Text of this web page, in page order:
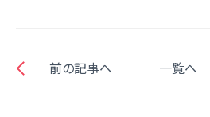
前の記事へ 一覧へ